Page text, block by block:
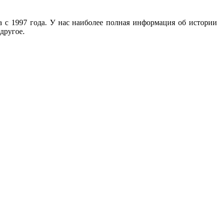
года. У нас наиболее полная информация об истории